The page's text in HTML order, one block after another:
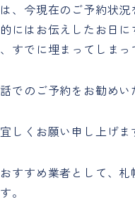
、今現在のご予約状
にはお伝えしたお日
すでに埋まってしま
でのご予約をお勧めい
しくお願い申し上げま
すすめ業者として、
。